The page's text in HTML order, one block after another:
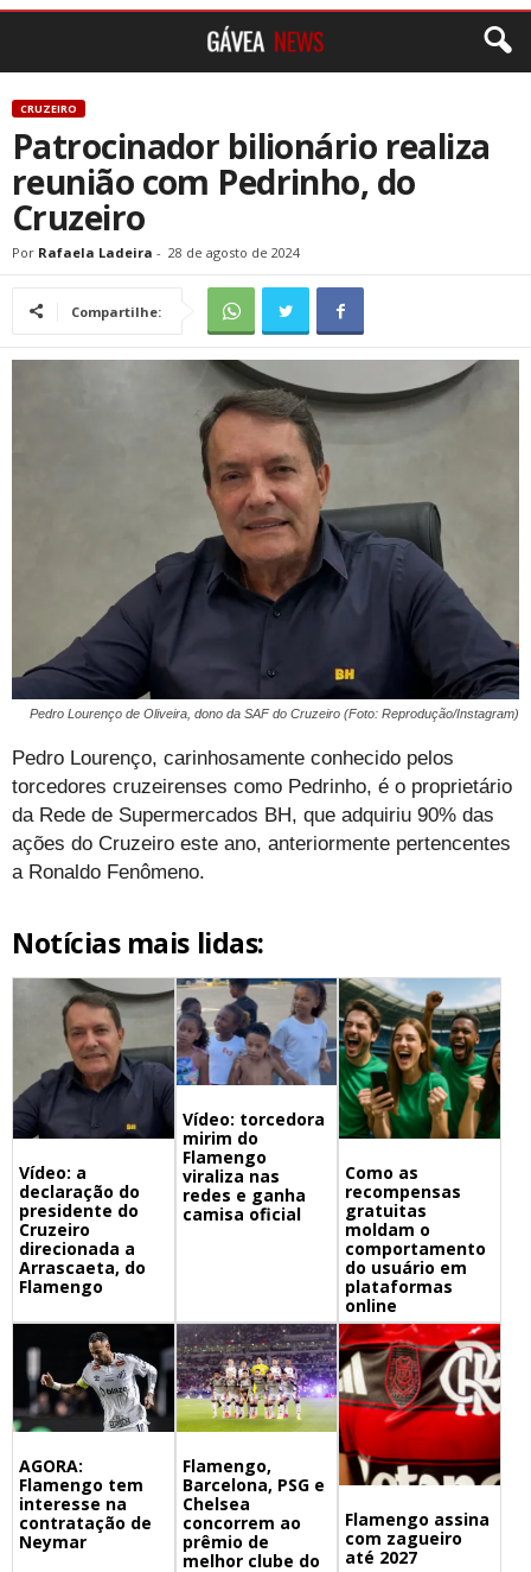
CRUZEIRO
Patrocinador bilionário realiza
reunião com Pedrinho, do
Cruzeiro
Por Rafaela Ladeira - 28 de agosto de 2024
Compartilhe:
Pedro Lourenço de Oliveira, dono da SAF do Cruzeiro (Foto: Reprodução/Instagram)
Pedro Lourenço, carinhosamente conhecido pelos
torcedores cruzeirenses como Pedrinho, é o proprietário
da Rede de Supermercados BH, que adquiriu 90% das
ações do Cruzeiro este ano, anteriormente pertencentes
a Ronaldo Fenômeno.
Notícias mais lidas:
Vídeo: a
declaração do
presidente do
Cruzeiro
direcionada a
Arrascaeta, do
Flamengo
Vídeo: torcedora
mirim do
Flamengo
viraliza nas
redes e ganha
camisa oficial
Como as
recompensas
gratuitas
moldam o
comportamento
do usuário em
plataformas
online
AGORA:
Flamengo tem
interesse na
contratação de
Neymar
Flamengo,
Barcelona, PSG e
Chelsea
concorrem ao
prêmio de
melhor clube do
Flamengo assina
com zagueiro
até 2027